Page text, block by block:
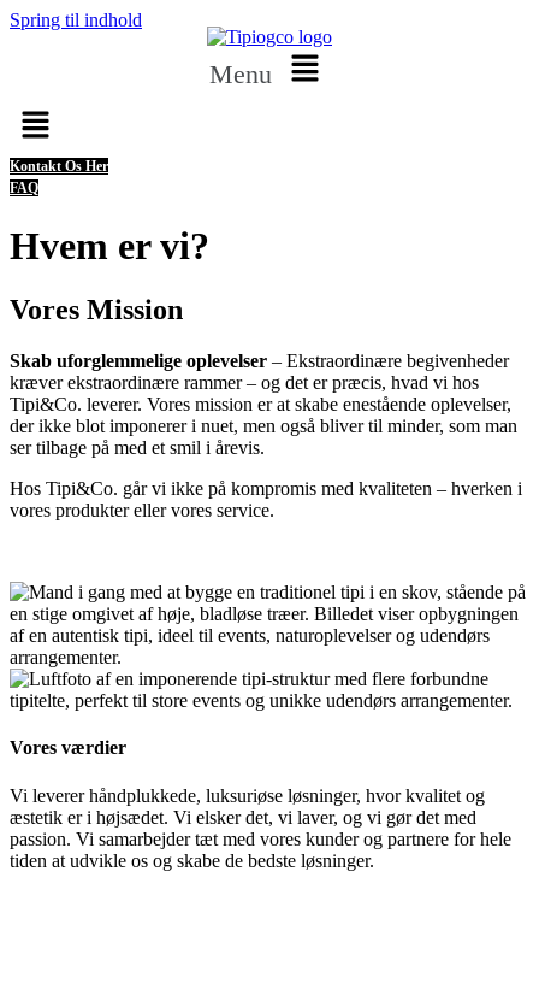
Spring til indhold
Menu
Kontakt Os Her
FAQ
Hvem er vi?
Vores Mission
Skab uforglemmelige oplevelser – Ekstraordinære begivenheder
kræver ekstraordinære rammer – og det er præcis, hvad vi hos
Tipi&Co. leverer. Vores mission er at skabe enestående oplevelser,
der ikke blot imponerer i nuet, men også bliver til minder, som man
ser tilbage på med et smil i årevis.
Hos Tipi&Co. går vi ikke på kompromis med kvaliteten – hverken i
vores produkter eller vores service.
Vores værdier
Vi leverer håndplukkede, luksuriøse løsninger, hvor kvalitet og
æstetik er i højsædet. Vi elsker det, vi laver, og vi gør det med
passion. Vi samarbejder tæt med vores kunder og partnere for hele
tiden at udvikle os og skabe de bedste løsninger.